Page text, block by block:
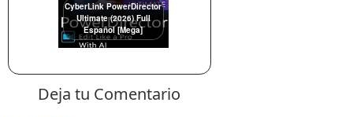
CyberLink PowerDirector
Ultimate (2026) Full
Español [Mega]
Deja tu Comentario